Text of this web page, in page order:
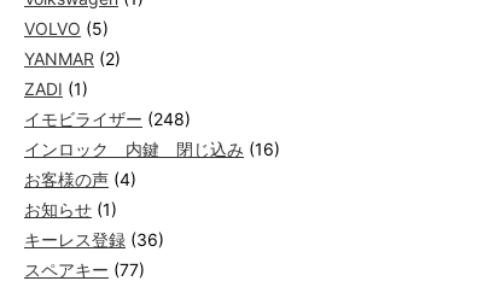
VOLVO (5)
YANMAR (2)
ZADI (1)
イモビライザー (248)
インロック 内鍵 閉じ込み (16)
お客様の声 (4)
お知らせ (1)
キーレス登録 (36)
スペアキー (77)